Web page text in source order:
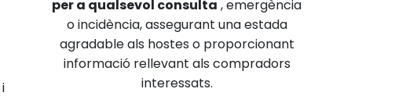
i
per a qualsevol consulta , emergència
o incidència, assegurant una estada
agradable als hostes o proporcionant
informació rellevant als compradors
interessats.